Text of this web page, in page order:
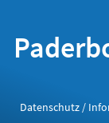
Datenschutz /